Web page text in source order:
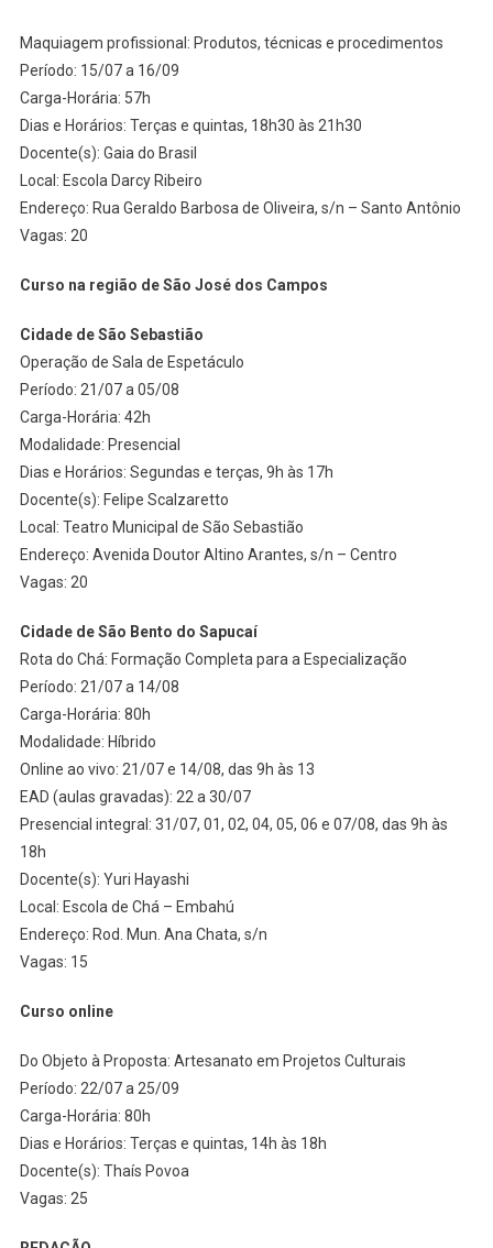
Maquiagem profissional: Produtos, técnicas e procedimentos
Período: 15/07 a 16/09
Carga-Horária: 57h
Dias e Horários: Terças e quintas, 18h30 às 21h30
Docente(s): Gaia do Brasil
Local: Escola Darcy Ribeiro
Endereço: Rua Geraldo Barbosa de Oliveira, s/n – Santo Antônio
Vagas: 20
Curso na região de São José dos Campos
Cidade de São Sebastião
Operação de Sala de Espetáculo
Período: 21/07 a 05/08
Carga-Horária: 42h
Modalidade: Presencial
Dias e Horários: Segundas e terças, 9h às 17h
Docente(s): Felipe Scalzaretto
Local: Teatro Municipal de São Sebastião
Endereço: Avenida Doutor Altino Arantes, s/n – Centro
Vagas: 20
Cidade de São Bento do Sapucaí
Rota do Chá: Formação Completa para a Especialização
Período: 21/07 a 14/08
Carga-Horária: 80h
Modalidade: Híbrido
Online ao vivo: 21/07 e 14/08, das 9h às 13
EAD (aulas gravadas): 22 a 30/07
Presencial integral: 31/07, 01, 02, 04, 05, 06 e 07/08, das 9h às
18h
Docente(s): Yuri Hayashi
Local: Escola de Chá – Embahú
Endereço: Rod. Mun. Ana Chata, s/n
Vagas: 15
Curso online
Do Objeto à Proposta: Artesanato em Projetos Culturais
Período: 22/07 a 25/09
Carga-Horária: 80h
Dias e Horários: Terças e quintas, 14h às 18h
Docente(s): Thaís Povoa
Vagas: 25